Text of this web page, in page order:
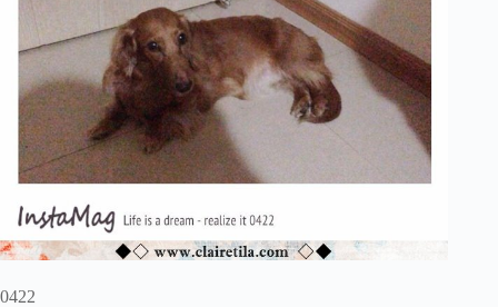
0422